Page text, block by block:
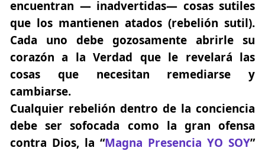
encuentran — inadvertidas— cosas sutiles
que los mantienen atados (rebelión sutil).
Cada uno debe gozosamente abrirle su
corazón a la Verdad que le revelará las
cosas que necesitan remediarse y
cambiarse.
Cualquier rebelión dentro de la conciencia
debe ser sofocada como la gran ofensa
contra Dios, la “Magna Presencia YO SOY”